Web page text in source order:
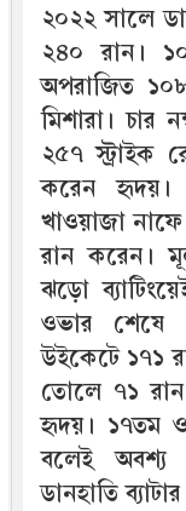
২০২২ সালে
২৪০ রান।
অপরাজিত
মিশারা। চার
২৫৭ স্ট্রাইক
করেন হৃদয়।
খাওয়াজা
রান করেন।
ঝড়ো
ওভার শেষে
উইকেটে ১৭১
তোলে ৭১
হৃদয়। ১৭তম
বলেই অবশ্য
ডানহাতি